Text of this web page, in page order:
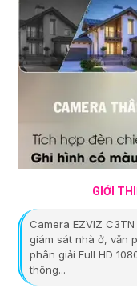
GIỚI
Camera EZVIZ
giám sát nhà ở, văn
phân giải Full HD
thông...